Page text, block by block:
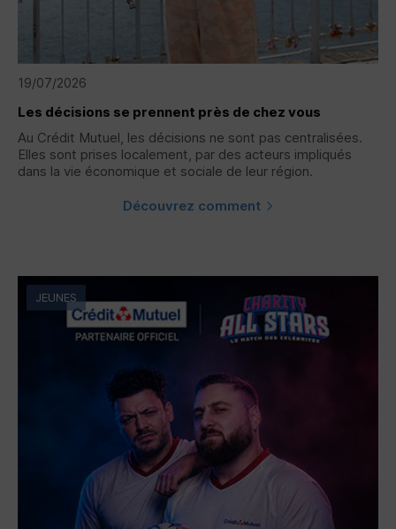
19/07/2026
Les décisions se prennent près de chez vous
Au Crédit Mutuel, les décisions ne sont pas centralisées.
Elles sont prises localement, par des acteurs impliqués
dans la vie économique et sociale de leur région.
Découvrez comment
JEUNES